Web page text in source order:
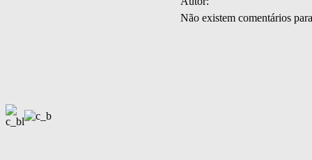
Não existem comentários